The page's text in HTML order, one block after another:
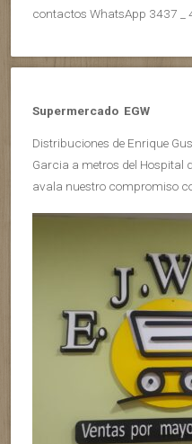
contactos WhatsApp 3437 _
Supermercado EGW
Distribuciones de Enrique
Garcia a metros del Hospital
avala nuestro compromiso